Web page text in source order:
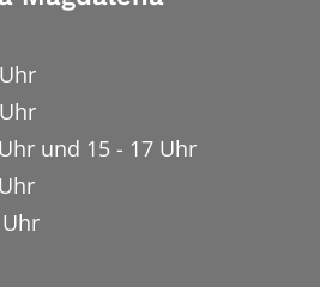
und 15 - 17 Uhr